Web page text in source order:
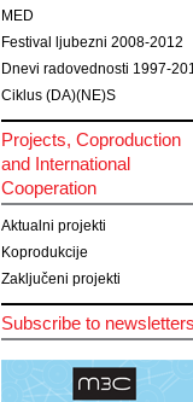
MED
Festival ljubezni 2008-2012
Dnevi radovednosti 1997-
Ciklus (DA)(NE)S
Projects, Coproduction
and International
Cooperation
Aktualni projekti
Koprodukcije
Zaključeni projekti
Subscribe to newsletters